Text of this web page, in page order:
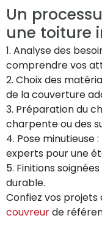
Un
une toiture
1. Analyse des
comprendre vos
2. Choix des
de la couverture
3. Préparation du
charpente ou des
4. Pose minutieuse
experts pour une
5. Finitions
durable.
Confiez vos
couvreurde